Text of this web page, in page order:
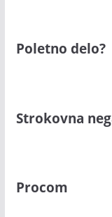
Poletno delo?
Strokovna
Procom